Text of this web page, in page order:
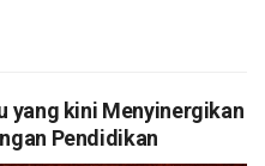
yang kini Menyinergikan
Pendidikan